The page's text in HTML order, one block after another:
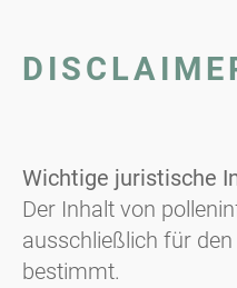
Wichtige juristische
Der Inhalt von
ausschließlich für
bestimmt.